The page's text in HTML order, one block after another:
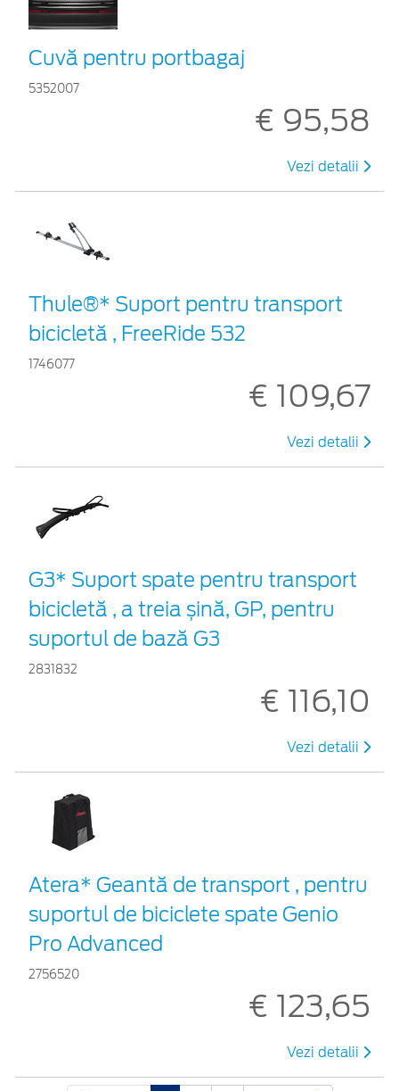
Cuvă pentru portbagaj
5352007
€ 95,58
Vezi detalii
Thule®* Suport pentru transport
bicicletă , FreeRide 532
1746077
€ 109,67
Vezi detalii
G3* Suport spate pentru transport
bicicletă , a treia șină, GP, pentru
suportul de bază G3
2831832
€ 116,10
Vezi detalii
Atera* Geantă de transport , pentru
suportul de biciclete spate Genio
Pro Advanced
2756520
€ 123,65
Vezi detalii